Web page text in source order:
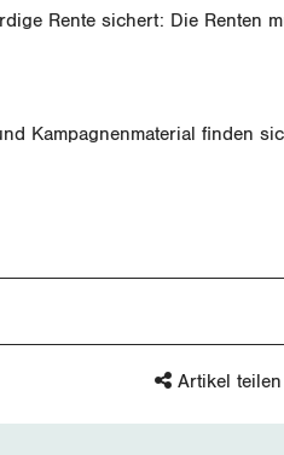
Rente sichert: Die Renten
Kampagnenmaterial finden
Artikel teilen